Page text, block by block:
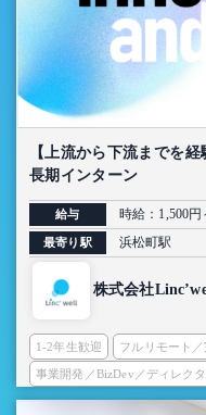
【上流から下流までを
長期インターン
給与 時給：1,500円
最寄り駅 浜松町駅
株式会社
1-2年生歓迎 フルリモート
事業開発／BizDev／ディレク